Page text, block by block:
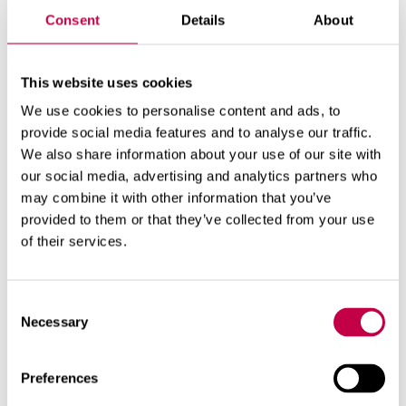
Consent Details About
This website uses cookies
We use cookies to personalise content and ads, to
provide social media features and to analyse our traffic.
We also share information about your use of our site with
our social media, advertising and analytics partners who
may combine it with other information that you’ve
provided to them or that they’ve collected from your use
of their services.
Selection
Necessary
Preferences
MULL­BY­TE
Rums­väx­ter­na be­hö­ver ny myl­la, då den
gam­la kru­kan bli­vit för li­ten el­ler det har
sam­lats kalk och n...
01.02.2026 SE MER